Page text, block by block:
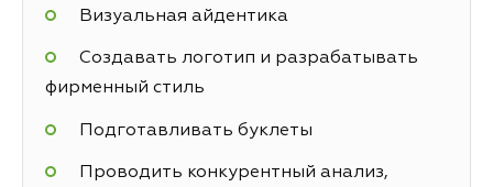
Визуальная айдентика
Создавать логотип и разрабатывать
фирменный стиль
Подготавливать буклеты
Проводить конкурентный анализ,